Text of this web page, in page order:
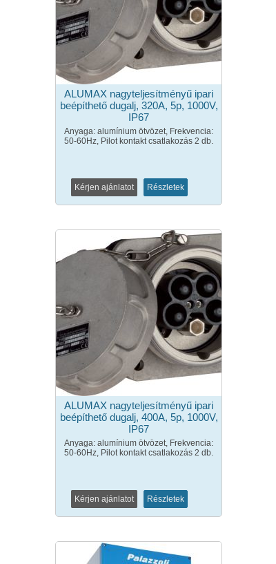
ALUMAX nagyteljesítményű ipari
beépíthető dugalj, 320A, 5p, 1000V,
IP67
Anyaga: alumínium ötvözet, Frekvencia:
50-60Hz, Pilot kontakt csatlakozás 2 db.
Kérjen ajánlatot Részletek
ALUMAX nagyteljesítményű ipari
beépíthető dugalj, 400A, 5p, 1000V,
IP67
Anyaga: alumínium ötvözet, Frekvencia:
50-60Hz, Pilot kontakt csatlakozás 2 db.
Kérjen ajánlatot Részletek